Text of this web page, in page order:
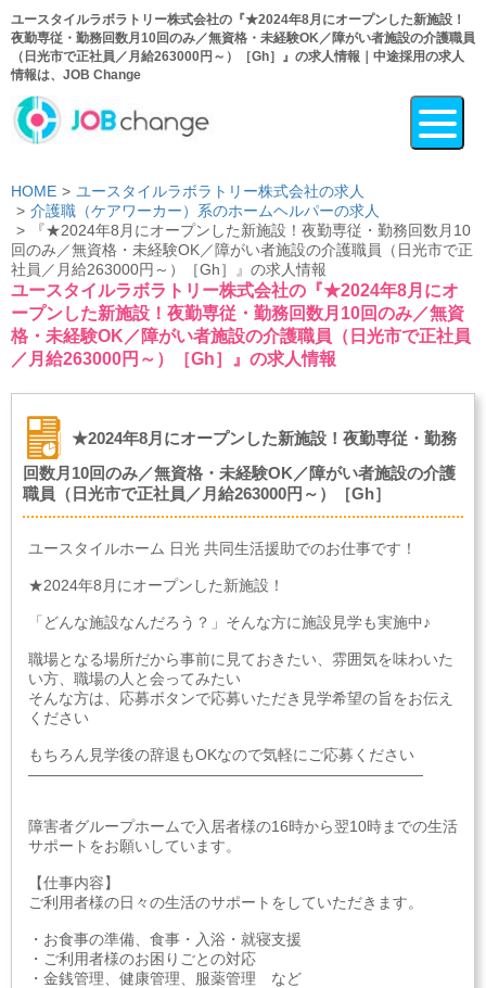
ユースタイルラボラトリー株式会社の『★2024年8月にオープンした新施設！
夜勤専従・勤務回数月10回のみ／無資格・未経験OK／障がい者施設の介護職員
（日光市で正社員／月給263000円～）［Gh］』の求人情報｜中途採用の求人
情報は、JOB Change
HOME
ユースタイルラボラトリー株式会社の求人
介護職（ケアワーカー）系のホームヘルパーの求人
『★2024年8月にオープンした新施設！夜勤専従・勤務回数月10
回のみ／無資格・未経験OK／障がい者施設の介護職員（日光市で正
社員／月給263000円～）［Gh］』の求人情報
ユースタイルラボラトリー株式会社の『★2024年8月にオ
ープンした新施設！夜勤専従・勤務回数月10回のみ／無資
格・未経験OK／障がい者施設の介護職員（日光市で正社員
／月給263000円～）［Gh］』の求人情報
★2024年8月にオープンした新施設！夜勤専従・勤務
回数月10回のみ／無資格・未経験OK／障がい者施設の介護
職員（日光市で正社員／月給263000円～）［Gh］
ユースタイルホーム 日光 共同生活援助でのお仕事です！
★2024年8月にオープンした新施設！
「どんな施設なんだろう？」そんな方に施設見学も実施中♪
職場となる場所だから事前に見ておきたい、雰囲気を味わいた
い方、職場の人と会ってみたい
そんな方は、応募ボタンで応募いただき見学希望の旨をお伝え
ください
もちろん見学後の辞退もOKなので気軽にご応募ください
――――――――――――――――――――――――――
障害者グループホームで入居者様の16時から翌10時までの生活
サポートをお願いしています。
【仕事内容】
ご利用者様の日々の生活のサポートをしていただきます。
・お食事の準備、食事・入浴・就寝支援
・ご利用者様のお困りごとの対応
・金銭管理、健康管理、服薬管理 など